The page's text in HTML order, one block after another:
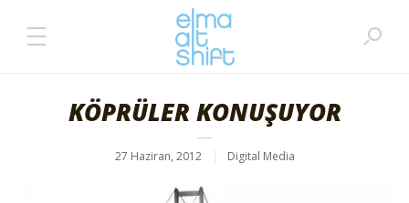
KÖPRÜLER KONUŞUYOR
27 Haziran, 2012 Digital Media